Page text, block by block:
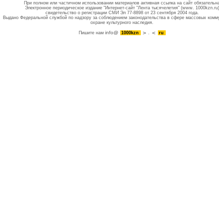
При полном или частичном использовании материалов активная ссылка на сайт
Электронное периодическое издание "Интернет-сайт "Лента тысячелетия" (www. 1000kzn.ru)
свидетельство о регистрации СМИ Эл 77-8898 от 23 сентября 2004 года.
Выдано Федеральной службой по надзору за соблюдением законодательства в сфере массовых
охране культурного наследия.
Пишите намinfo@ 1000kzn . ru